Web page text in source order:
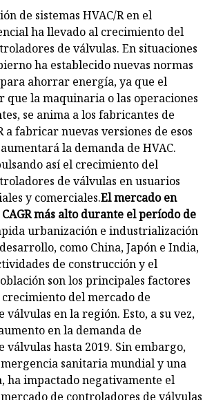
de sistemas HVAC/R en el
ha llevado al crecimiento del
de válvulas. En situaciones
ha establecido nuevas normas
ahorrar energía, ya que el
que la maquinaria o las operaciones
se anima a los fabricantes de
a fabricar nuevas versiones de esos
la demanda de HVAC.
así el crecimiento del
de válvulas en usuarios
y comerciales.El mercado en
más alto durante el período de
urbanización e industrialización
como China, Japón e India,
de construcción y el
son los principales factores
del mercado de
válvulas en la región. Esto, a su vez,
en la demanda de
válvulas hasta 2019. Sin embargo,
sanitaria mundial y una
ha impactado negativamente el
de controladores de válvulas